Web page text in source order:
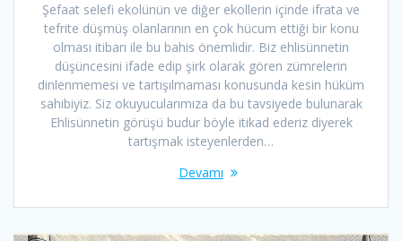
Şefaat selefi ekolünün ve diğer ekollerin içinde ifrata ve
tefrite düşmüş olanlarının en çok hücum ettiği bir konu
olması itibarı ile bu bahis önemlidir. Biz ehlisünnetin
düşüncesini ifade edip şirk olarak gören zümrelerin
dinlenmemesi ve tartışılmaması konusunda kesin hüküm
sahibiyiz. Siz okuyucularımıza da bu tavsiyede bulunarak
Ehlisünnetin görüşü budur böyle itikad ederiz diyerek
tartışmak isteyenlerden…
Devamı